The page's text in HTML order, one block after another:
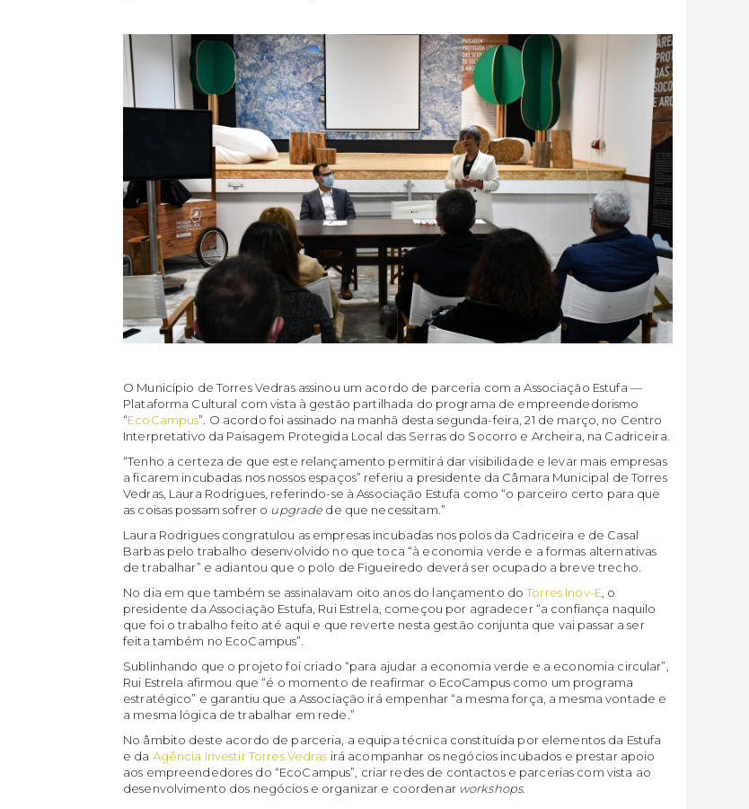
O Município de Torres Vedras assinou um acordo de parceria com a Associação Estufa —
Plataforma Cultural com vista à gestão partilhada do programa de empreendedorismo
“EcoCampus”. O acordo foi assinado na manhã desta segunda-feira, 21 de março, no Centro
Interpretativo da Paisagem Protegida Local das Serras do Socorro e Archeira, na Cadriceira.
“Tenho a certeza de que este relançamento permitirá dar visibilidade e levar mais empresas
a ficarem incubadas nos nossos espaços” referiu a presidente da Câmara Municipal de Torres
Vedras, Laura Rodrigues, referindo-se à Associação Estufa como “o parceiro certo para que
as coisas possam sofrer o upgrade de que necessitam.”
Laura Rodrigues congratulou as empresas incubadas nos polos da Cadriceira e de Casal
Barbas pelo trabalho desenvolvido no que toca “à economia verde e a formas alternativas
de trabalhar” e adiantou que o polo de Figueiredo deverá ser ocupado a breve trecho.
No dia em que também se assinalavam oito anos do lançamento doTorres Inov-E, o
presidente da Associação Estufa, Rui Estrela, começou por agradecer “a confiança naquilo
que foi o trabalho feito até aqui e que reverte nesta gestão conjunta que vai passar a ser
feita também no EcoCampus”.
Sublinhando que o projeto foi criado “para ajudar a economia verde e a economia circular”,
Rui Estrela afirmou que “é o momento de reafirmar o EcoCampus como um programa
estratégico” e garantiu que a Associação irá empenhar “a mesma força, a mesma vontade e
a mesma lógica de trabalhar em rede.”
No âmbito deste acordo de parceria, a equipa técnica constituída por elementos da Estufa
e da Agência Investir Torres Vedras irá acompanhar os negócios incubados e prestar apoio
aos empreendedores do “EcoCampus”, criar redes de contactos e parcerias com vista ao
desenvolvimento dos negócios e organizar e coordenar workshops.